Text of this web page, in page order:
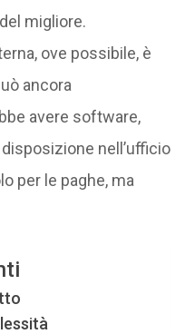
migliore.
ove possibile, è
ancora
avere software,
nell’ufficio
per le paghe, ma